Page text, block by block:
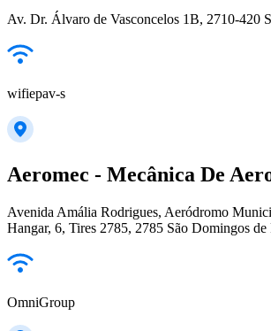
Av. Dr. Álvaro de Vasconcelos 1B, 2710-420
wifiepav-s
Aeromec - Mecânica De
Avenida Amália Rodrigues, Aeródromo
Hangar, 6, Tires 2785, 2785 São Domingos de
OmniGroup